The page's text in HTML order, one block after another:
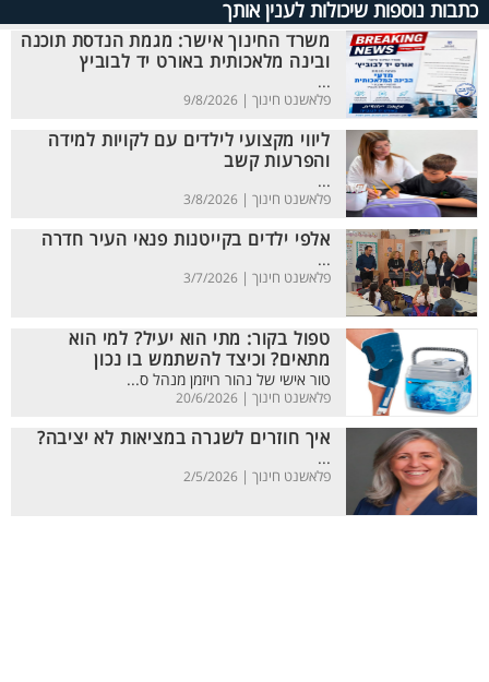
כתבות נוספות שיכולות לענין אותך
משרד החינוך אישר: מגמת הנדסת תוכנה
ובינה מלאכותית באורט יד לבוביץ
...
פלאשנט חינוך | 9/8/2026
ליווי מקצועי לילדים עם לקויות למידה
והפרעות קשב
...
פלאשנט חינוך | 3/8/2026
אלפי ילדים בקייטנות פנאי העיר חדרה
...
פלאשנט חינוך | 3/7/2026
טפול בקור: מתי הוא יעיל? למי הוא
מתאים? וכיצד להשתמש בו נכון
טור אישי של נהור רויזמן מנהל ס...
פלאשנט חינוך | 20/6/2026
איך חוזרים לשגרה במציאות לא יציבה?
...
פלאשנט חינוך | 2/5/2026